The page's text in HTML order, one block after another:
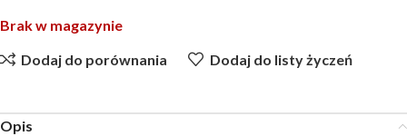
Brak w magazynie
Dodaj do porównania
Dodaj do listy życzeń
Opis